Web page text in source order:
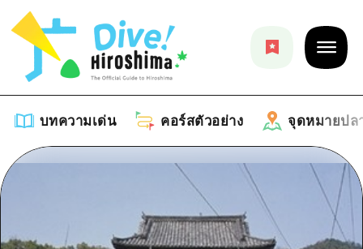
บทความเด่น คอร์สตัวอย่าง จุดหมายปล
รายการ
คอร์สตัวอย่าง